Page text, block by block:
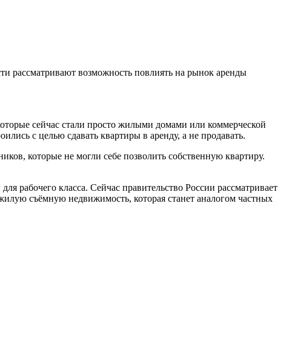
рассматривают возможность повлиять на рынок аренды
сейчас стали просто жилыми домами или коммерческой
с целью сдавать квартиры в аренду, а не продавать.
которые не могли себе позволить собственную квартиру.
рабочего класса. Сейчас правительство России рассматривает
съёмную недвижимость, которая станет аналогом частных